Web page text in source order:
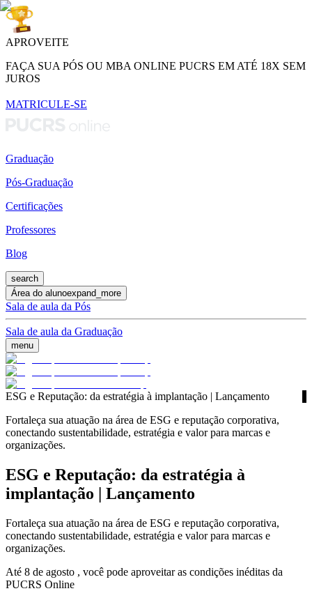
APROVEITE
FAÇA SUA PÓS OU MBA ONLINE PUCRS EM ATÉ 18X SEM
JUROS
MATRICULE-SE
Graduação
Pós-Graduação
Certificações
Professores
Blog
search
Área do alunoexpand_more
Sala de aula da Pós
Sala de aula da Graduação
menu
ESG e Reputação: da estratégia à implantação | Lançamento
Fortaleça sua atuação na área de ESG e reputação corporativa,
conectando sustentabilidade, estratégia e valor para marcas e
organizações.
ESG e Reputação: da estratégia à
implantação | Lançamento
Fortaleça sua atuação na área de ESG e reputação corporativa,
conectando sustentabilidade, estratégia e valor para marcas e
organizações.
Até 8 de agosto , você pode aproveitar as condições inéditas da
PUCRS Online